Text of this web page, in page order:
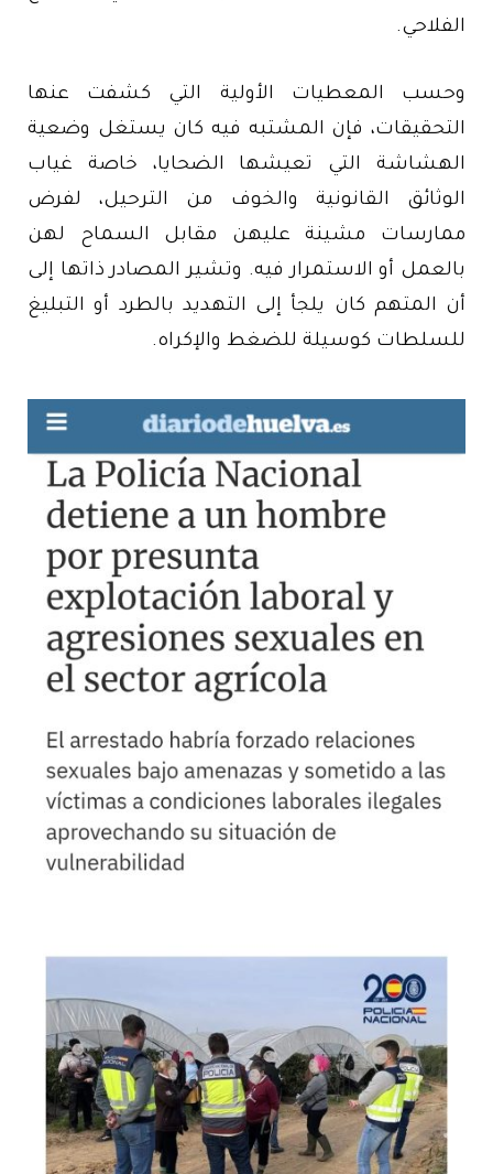
الفلاحي.
وحسب المعطيات الأولية التي كشفت عنها
التحقيقات، فإن المشتبه فيه كان يستغل وضعية
الهشاشة التي تعيشها الضحايا، خاصة غياب
الوثائق القانونية والخوف من الترحيل، لفرض
ممارسات مشينة عليهن مقابل السماح لهن
بالعمل أو الاستمرار فيه. وتشير المصادر ذاتها إلى
أن المتهم كان يلجأ إلى التهديد بالطرد أو التبليغ
للسلطات كوسيلة للضغط والإكراه.